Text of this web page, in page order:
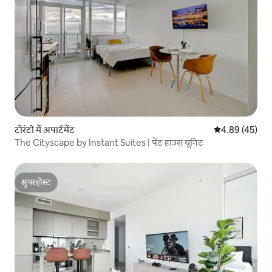
टोरंटो में अपार्टमेंट औसत रेटिंग 5 में
4.89 (45)
The Cityscape by Instant Suites | पेंट हाउस यूनिट
सुपरहोस्ट
सुपरहोस्ट